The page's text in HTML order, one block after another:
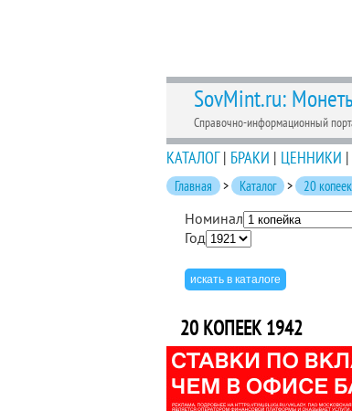
SovMint.ru:
Справочно-информационный
КАТАЛОГ| БРАКИ | ЦЕННИКИ |
Главная > Каталог > 20 копеек
Номинал
Год
20 КОПЕЕК 1942